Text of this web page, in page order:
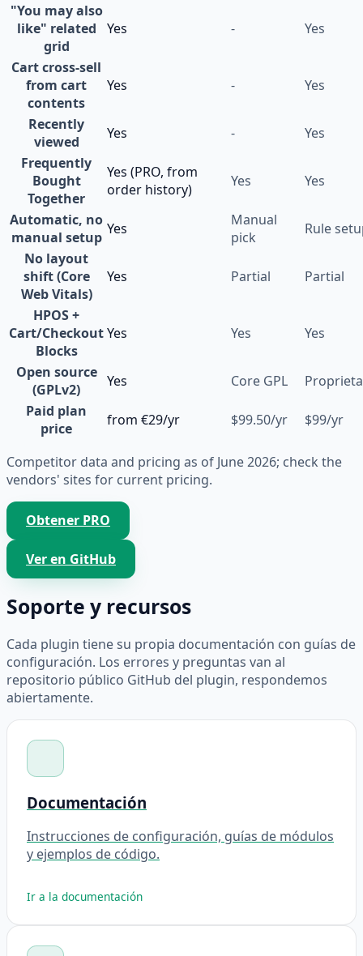
"You may also
like" related
grid
Yes - Yes
Cart cross-sell
from cart
contents
Yes - Yes
Recently
viewed
Yes -
Yes
Frequently
Bought
Together
Yes (PRO, from
order history)
Yes Yes
Automatic, no
manual setup Yes
Manual
pick
Rule
No layout
shift (Core
Web Vitals)
Yes Partial Partial
HPOS +
Cart/Checkout
Blocks
Yes Yes Yes
Open source
(GPLv2)
Yes Core GPL
Paid plan
price
from €29/yr $99.50/yr $99/yr
Competitor data and pricing as of June 2026; check the
vendors' sites for current pricing.
Obtener PRO
Ver en GitHub
Soporte y recursos
Cada plugin tiene su propia documentación con guías de
configuración. Los errores y preguntas van al
repositorio público GitHub del plugin, respondemos
abiertamente.
Documentación
Instrucciones de configuración, guías de módulos
y ejemplos de código.
Ir a la documentación